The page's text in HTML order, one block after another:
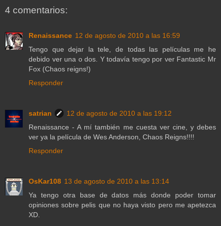
4 comentarios:
Renaissance 12 de agosto de 2010 a las 16:59
Tengo que dejar la tele, de todas las películas me he
debido ver una o dos. Y todavía tengo por ver Fantastic Mr
Fox (Chaos reigns!)
Responder
satrian
12 de agosto de 2010 a las 19:12
Renaissance - A mí también me cuesta ver cine, y debes
ver ya la película de Wes Anderson, Chaos Reigns!!!!
Responder
OsKar108 13 de agosto de 2010 a las 13:14
Ya tengo otra base de datos más donde poder tomar
opiniones sobre pelis que no haya visto pero me apetezca
XD.